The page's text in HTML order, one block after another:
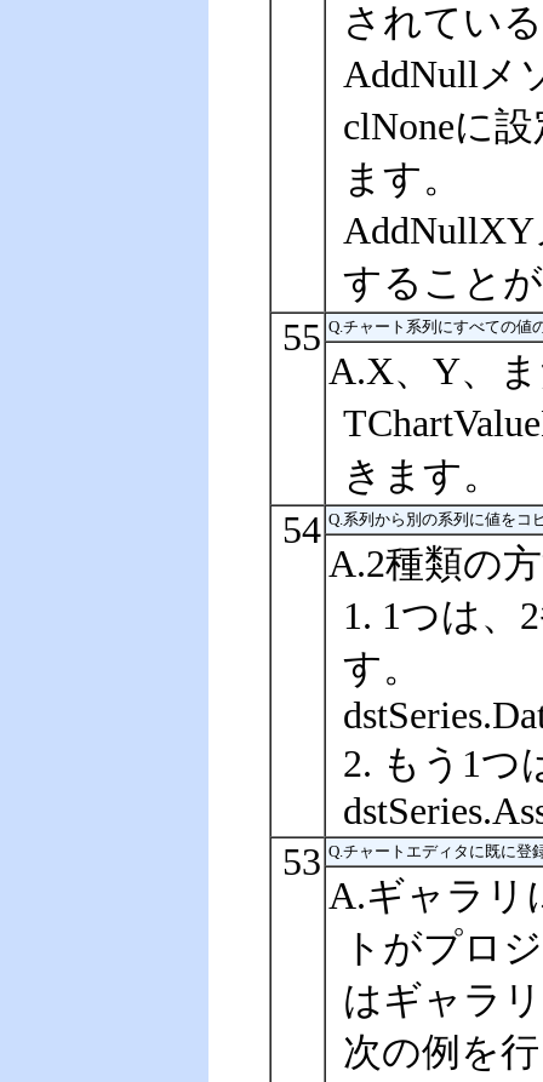
されてい
AddNullメ
clNoneに
ます。
すること
55 Q.チャート系列にすべての値
A.X、Y、
きます。
54 Q.系列から別の系列に値をコ
A.2種類の
1. 1つは、
す。
2. もう1つ
53 Q.チャートエディタに既に登
A.ギャラリ
トがプロ
はギャラ
次の例を